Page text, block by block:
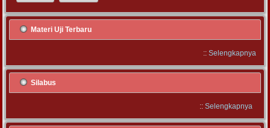
Materi Uji Terbaru
:: Selengkapnya
Silabus
:: Selengkapnya